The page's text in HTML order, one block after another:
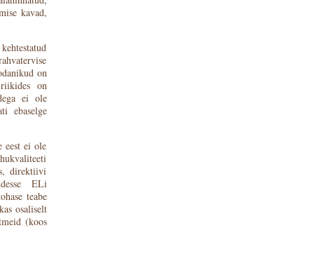
kavad,
on
on
ei ole
ebaselge
eest ei ole
direktiivi
ELi
teabe
osaliselt
(koos